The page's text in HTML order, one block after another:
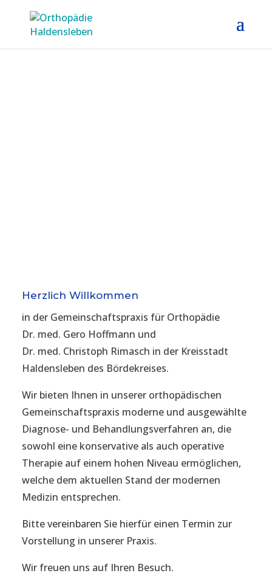
Herzlich Willkommen
in der Gemeinschaftspraxis für Orthopädie
Dr. med. Gero Hoffmann und
Dr. med. Christoph Rimasch in der Kreisstadt
Haldensleben des Bördekreises.
Wir bieten Ihnen in unserer orthopädischen
Gemeinschaftspraxis moderne und ausgewählte
Diagnose- und Behandlungsverfahren an, die
sowohl eine konservative als auch operative
Therapie auf einem hohen Niveau ermöglichen,
welche dem aktuellen Stand der modernen
Medizin entsprechen.
Bitte vereinbaren Sie hierfür einen Termin zur
Vorstellung in unserer Praxis.
Wir freuen uns auf Ihren Besuch.